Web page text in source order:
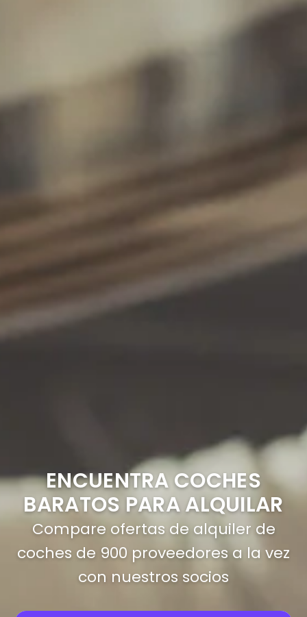
ENCUENTRA COCHES
BARATOS PARA ALQUILAR
Compare ofertas de alquiler de
coches de 900 proveedores a la vez
con nuestros socios